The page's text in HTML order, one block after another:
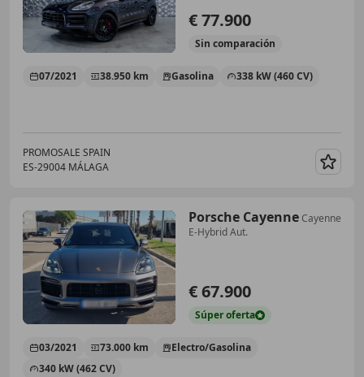
€ 77.900
Sin comparación
07/2021 38.950 km Gasolina 338 kW (460 CV)
PROMOSALE SPAIN
ES-29004 MÁLAGA
Porsche CayenneCayenne
E-Hybrid Aut.
€ 67.900
Súperoferta
03/2021 73.000 km
Electro/Gasolina
340 kW (462 CV)